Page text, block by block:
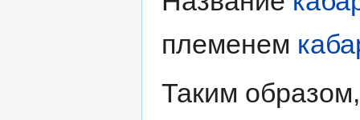
племенем
Таким